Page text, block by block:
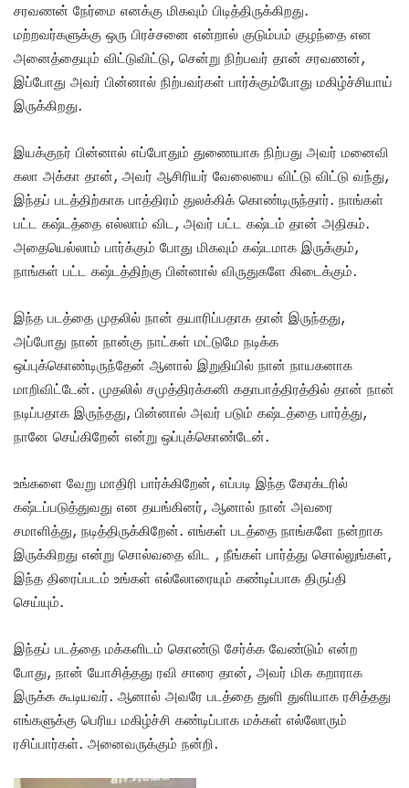
சரவணன் நேர்மை எனக்கு மிகவும் பிடித்திருக்கிறது.
மற்றவர்களுக்கு ஒரு பிரச்சனை என்றால் குடும்பம் குழந்தை என
அனைத்தையும் விட்டுவிட்டு, சென்று நிற்பவர் தான் சரவணன்,
இப்போது அவர் பின்னால் நிற்பவர்கள் பார்க்கும்போது மகிழ்ச்சியாய்
இருக்கிறது.
இயக்குநர் பின்னால் எப்போதும் துணையாக நிற்பது அவர் மனைவி
கலா அக்கா தான், அவர் ஆசிரியர் வேலையை விட்டு விட்டு வந்து,
இந்தப் படத்திற்காக பாத்திரம் துலக்கிக் கொண்டிருந்தார். நாங்கள்
பட்ட கஷ்டத்தை எல்லாம் விட, அவர் பட்ட கஷ்டம் தான் அதிகம்.
அதையெல்லாம் பார்க்கும் போது மிகவும் கஷ்டமாக இருக்கும்,
நாங்கள் பட்ட கஷ்டத்திற்கு பின்னால் விருதுகளே கிடைக்கும்.
இந்த படத்தை முதலில் நான் தயாரிப்பதாக தான் இருந்தது,
அப்போது நான் நான்கு நாட்கள் மட்டுமே நடிக்க
ஒப்புக்கொண்டிருந்தேன் ஆனால் இறுதியில் நான் நாயகனாக
மாறிவிட்டேன். முதலில் சமுத்திரக்கனி கதாபாத்திரத்தில் தான் நான்
நடிப்பதாக இருந்தது, பின்னால் அவர் படும் கஷ்டத்தை பார்த்து,
நானே செய்கிறேன் என்று ஒப்புக்கொண்டேன்.
உங்களை வேறு மாதிரி பார்க்கிறேன், எப்படி இந்த கேரக்டரில்
கஷ்டப்படுத்துவது என தயங்கினர், ஆனால் நான் அவரை
சமாளித்து, நடித்திருக்கிறேன். எங்கள் படத்தை நாங்களே நன்றாக
இருக்கிறது என்று சொல்வதை விட , நீங்கள் பார்த்து சொல்லுங்கள்,
இந்த திரைப்படம் உங்கள் எல்லோரையும் கண்டிப்பாக திருப்தி
செய்யும்.
இந்தப் படத்தை மக்களிடம் கொண்டு சேர்க்க வேண்டும் என்ற
போது, நான் யோசித்தது ரவி சாரை தான், அவர் மிக கறாராக
இருக்க கூடியவர். ஆனால் அவரே படத்தை துளி துளியாக ரசித்தது
எங்களுக்கு பெரிய மகிழ்ச்சி கண்டிப்பாக மக்கள் எல்லோரும்
ரசிப்பார்கள். அனைவருக்கும் நன்றி.